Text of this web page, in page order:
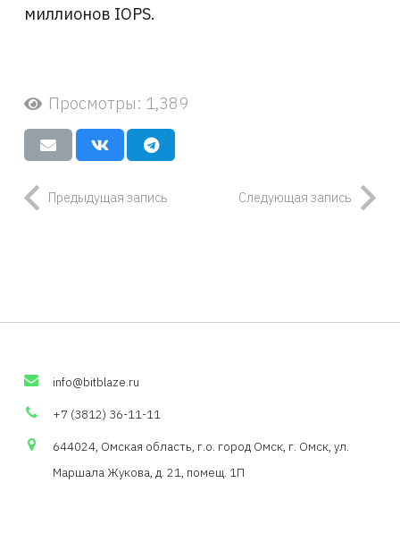
миллионов IOPS.
Просмотры: 1,389
Предыдущая запись Следующая запись
info@bitblaze.ru
+7 (3812) 36-11-11
644024, Омская область, г.о. город Омск, г. Омск, ул.
Маршала Жукова, д. 21, помещ. 1П